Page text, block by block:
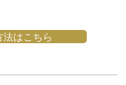
はこちら